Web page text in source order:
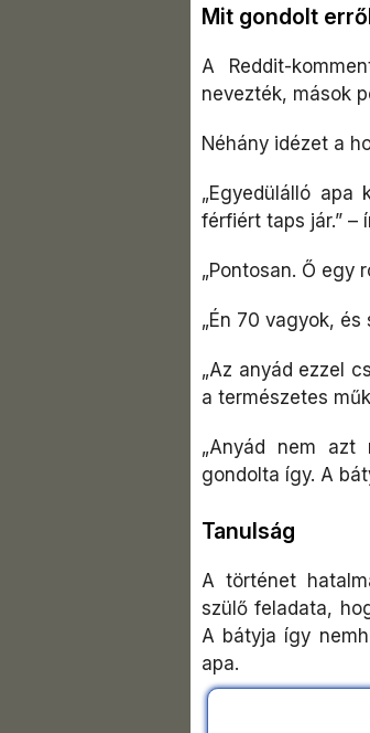
Mit gondolt
A Reddit-
nevezték, mások
Néhány idézet a
„Egyedülálló
férfiért taps jár.” –
„Pontosan. Ő egy
„Én 70 vagyok, és
„Az anyád ezzel
a természetes
„Anyád nem
gondolta így. A
Tanulság
A történet
szülő feladata,
A bátyja így
apa.